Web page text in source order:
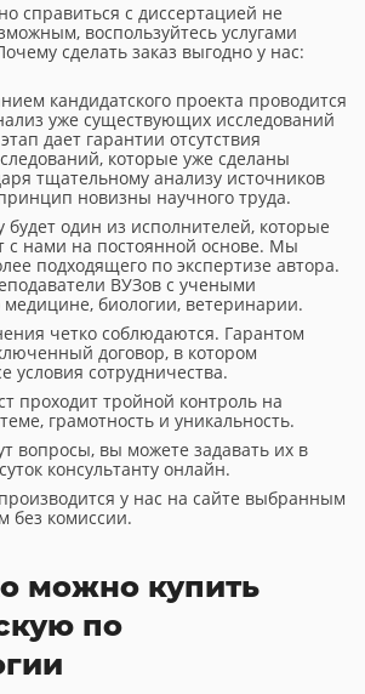
справиться с диссертацией не
воспользуйтесь услугами
сделать заказ выгодно у нас:
кандидатского проекта проводится
уже существующих исследований
дает гарантии отсутствия
которые уже сделаны
тщательному анализу источников
новизны научного труда.
будет один из исполнителей, которые
с нами на постоянной основе. Мы
подходящего по экспертизе автора.
ВУЗов с учеными
биологии, ветеринарии.
четко соблюдаются. Гарантом
договор, в котором
условия сотрудничества.
проходит тройной контроль на
грамотность и уникальность.
вопросы, вы можете задавать их в
консультанту онлайн.
у нас на сайте выбранным
без комиссии.
можно купить
по